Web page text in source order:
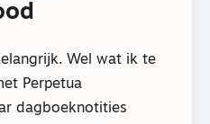
Wel wat ik te
Perpetua
dagboeknotities